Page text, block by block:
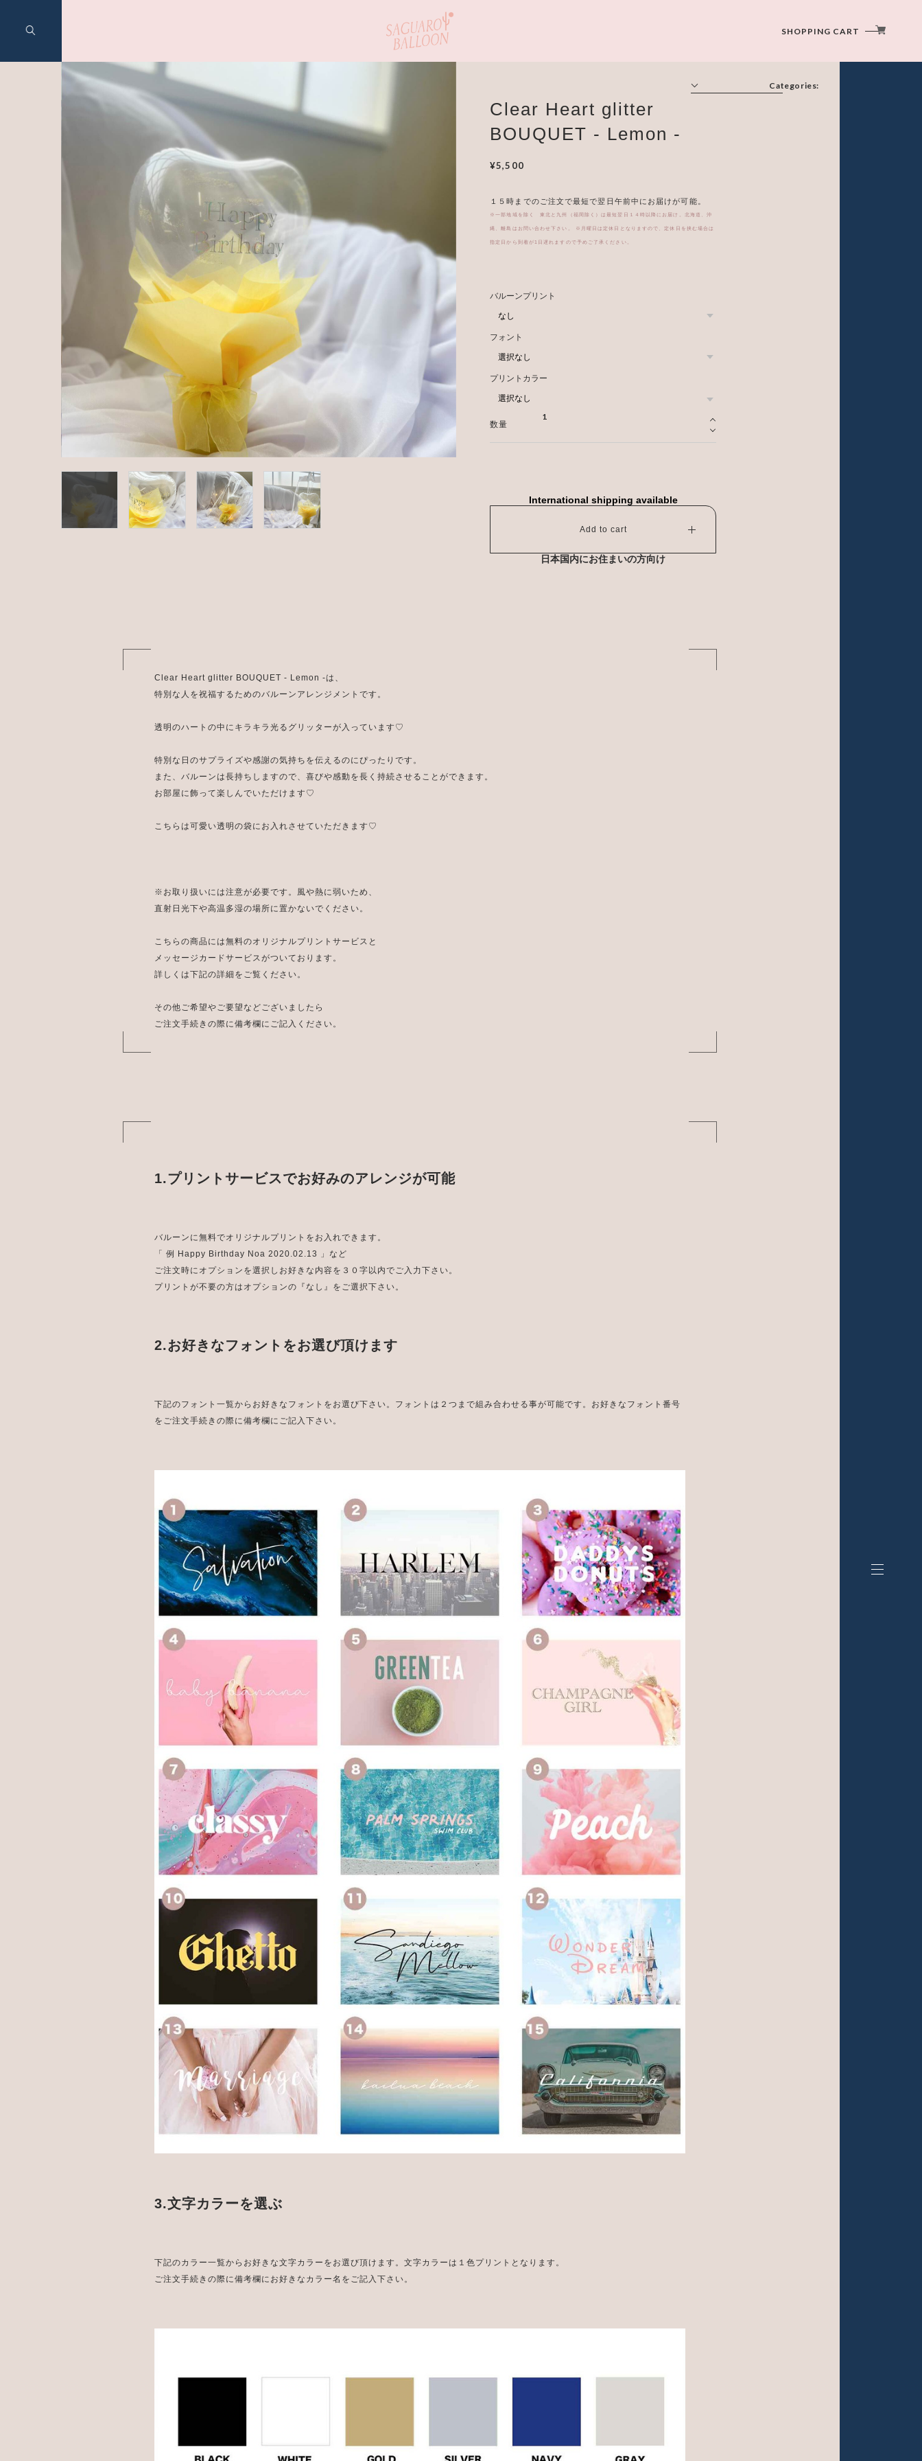
SHOPPING CART
Categories:
Clear Heart glitter
BOUQUET - Lemon -
¥5,500
１５時までのご注文で最短で翌日午前中にお届けが可能。
※一部地域を除く 東北と九州（福岡除く）は最短翌日１４時以降にお届け。北海道、沖
縄、離島はお問い合わせ下さい。 ※月曜日は定休日となりますので、定休日を挟む場合は
指定日から到着が1日遅れますので予めご了承ください。
バルーンプリント
フォント
プリントカラー
数量
International shipping available
Add to cart
日本国内にお住まいの方向け
Clear Heart glitter BOUQUET - Lemon -は、
特別な人を祝福するためのバルーンアレンジメントです。
透明のハートの中にキラキラ光るグリッターが入っています♡
特別な日のサプライズや感謝の気持ちを伝えるのにぴったりです。
また、バルーンは長持ちしますので、喜びや感動を長く持続させることができます。
お部屋に飾って楽しんでいただけます♡
こちらは可愛い透明の袋にお入れさせていただきます♡
※お取り扱いには注意が必要です。風や熱に弱いため、
直射日光下や高温多湿の場所に置かないでください。
こちらの商品には無料のオリジナルプリントサービスと
メッセージカードサービスがついております。
詳しくは下記の詳細をご覧ください。
その他ご希望やご要望などございましたら
ご注文手続きの際に備考欄にご記入ください。
1.プリントサービスでお好みのアレンジが可能
バルーンに無料でオリジナルプリントをお入れできます。
「 例 Happy Birthday Noa 2020.02.13 」など
ご注文時にオプションを選択しお好きな内容を３０字以内でご入力下さい。
プリントが不要の方はオプションの『なし』をご選択下さい。
2.お好きなフォントをお選び頂けます
下記のフォント一覧からお好きなフォントをお選び下さい。フォントは２つまで組み合わせる事が可能です。お好きなフォント番号
をご注文手続きの際に備考欄にご記入下さい。
3.文字カラーを選ぶ
下記のカラー一覧からお好きな文字カラーをお選び頂けます。文字カラーは１色プリントとなります。
ご注文手続きの際に備考欄にお好きなカラー名をご記入下さい。